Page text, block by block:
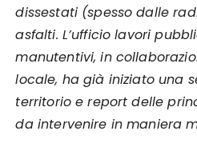
dissestati (spesso dalle
asfalti. L’ufficio lavori
manutentivi, in
locale, ha già iniziato una
territorio e report delle
da intervenire in maniera